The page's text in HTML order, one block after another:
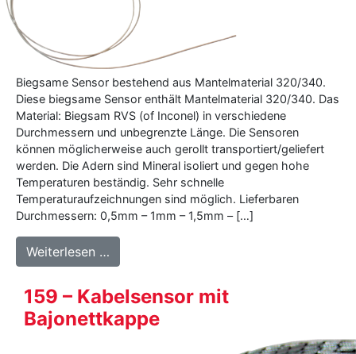
Biegsame Sensor bestehend aus Mantelmaterial 320/340.
Diese biegsame Sensor enthält Mantelmaterial 320/340. Das
Material: Biegsam RVS (of Inconel) in verschiedene
Durchmessern und unbegrenzte Länge. Die Sensoren
können möglicherweise auch gerollt transportiert/geliefert
werden. Die Adern sind Mineral isoliert und gegen hohe
Temperaturen beständig. Sehr schnelle
Temperaturaufzeichnungen sind möglich. Lieferbaren
Durchmessern: 0,5mm – 1mm – 1,5mm – […]
Weiterlesen …
159 – Kabelsensor mit
Bajonettkappe